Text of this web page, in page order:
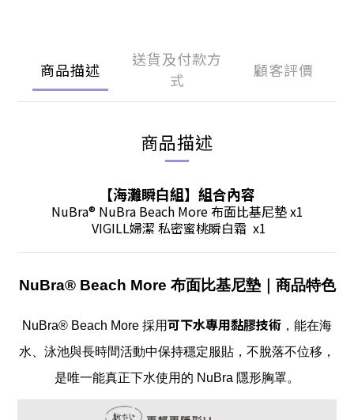
商品描述
送貨及付款方
式
顧客評價
商品描述
【海灘瞬白組】 組合內容
NuBra® NuBra Beach More 布面比基尼墊 x1
VIGILL婦潔 私密蜜桃瞬白霜 x1
NuBra® Beach More 布面比基尼墊｜商品特色
NuBra® Beach More 採用可下水專用黏膠技術 ，能在海
水、泳池與長時間活動中保持穩定服貼，不脫落不位移，
是唯一能真正下水使用的 NuBra 隱形胸罩。